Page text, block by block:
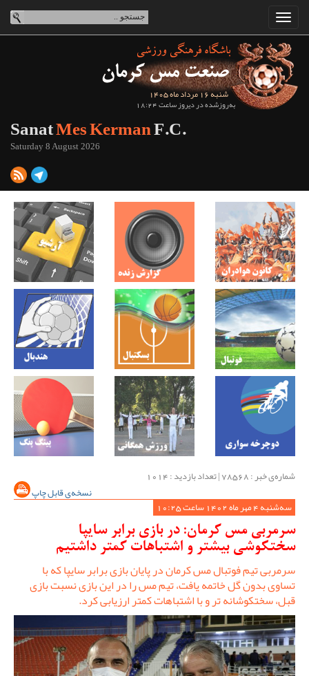
شنبه 16 مرداد ماه 1405
به‌روزشده در دیروز ساعت 18:24
SanatMes KermanF.C.
Saturday 8 August 2026
شماره‌ی خبر : ‌78568 | تعداد بازدید : 1014
نسخه‌ی قابل چاپ
سه‌شنبه 4 مهر ماه 1402 ساعت 10:25
سرمربی مس کرمان: در بازی برابر سایپا
سختکوشی بیشتر و اشتباهات کمتر داشتیم
سرمربی تیم فوتبال مس کرمان در پایان بازی برابر سایپا که با
تساوی بدون گل خاتمه یافت، تیم مس را در این بازی نسبت بازی
قبل، سختکوشانه تر و با اشتباهات کمتر ارزیابی کرد.